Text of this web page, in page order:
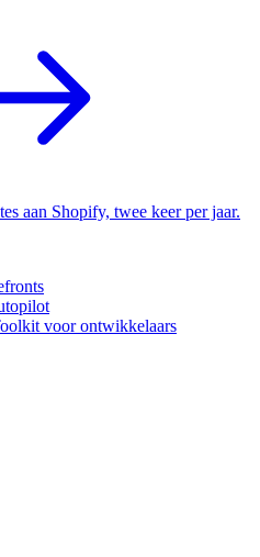
aan Shopify, twee keer per jaar.
voor ontwikkelaars